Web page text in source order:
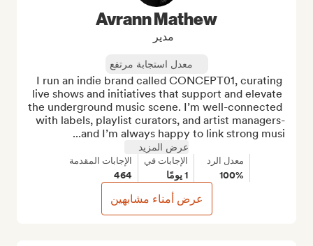
Avrann Mathew
مدير
معدل استجابة مرتفع
I run an indie brand called CONCEPT01, curating
live shows and initiatives that support and elevate
the underground music scene. I’m well-connected
with labels, playlist curators, and artist managers-
and I’m always happy to link strong musi...
عرض المزيد
معدل الرد
100%
الإجابات في
1 يومًا
الإجابات المقدمة
464
عرض أمناء مشابهين